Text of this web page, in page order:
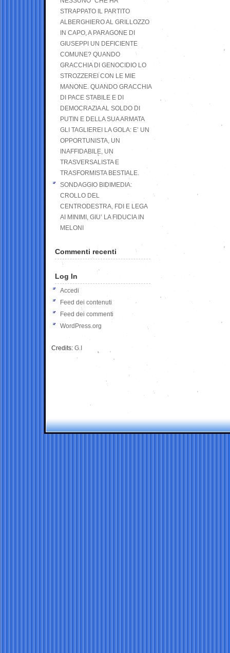
STRAPPATO IL PARTITO
ALBERGHIERO AL GRILLOZZO
IN CAPO, A PARAGONE DI
GIUSEPPI UN DEFICIENTE
COMUNE? QUANDO
GRACCHIA DI GENOCIDIO LO
STROZZEREI CON LE MIE
MANONE. QUANDO GRACCHIA
DI PACE STABILE E DI
DEMOCRAZIA AL SOLDO DI
PUTIN E DELLA SUA ARMATA
GLI TAGLIEREI LA GOLA: E’ UN
OPPORTUNISTA, UN
INAFFIDABILE, UN
TRASVERSALISTA E
TRASFORMISTA BESTIALE.
SONDAGGIO BIDIMEDIA:
CROLLO DEL
CENTRODESTRA, FDI E LEGA
AI MINIMI, GIU’ LA FIDUCIA IN
MELONI
Commenti recenti
Log In
Accedi
Feed dei contenuti
Feed dei commenti
WordPress.org
Credits: G.I